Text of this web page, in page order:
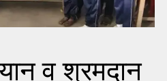
व श्रमदान